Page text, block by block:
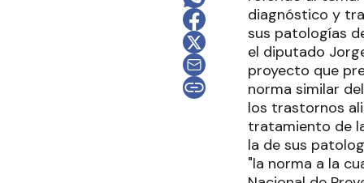
diagnóstico y
sus patologías
el diputado
proyecto que
norma similar
los trastornos
tratamiento de
la de sus
"la norma a la